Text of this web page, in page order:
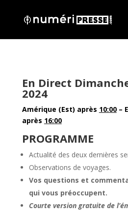
En Direct
2024
Amérique (Est) après 10:00–
après 16:00
PROGRAMME
Actualité des deux dernières
Observations de voyages.
Vos questions et
qui vous préoccupent.
Courte version gratuite de